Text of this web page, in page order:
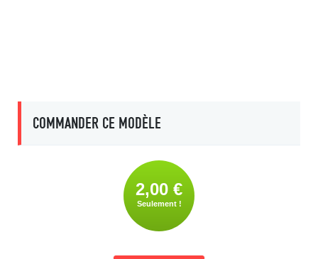
COMMANDER CE MODÈLE
2,00 €
Seulement !